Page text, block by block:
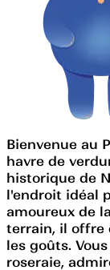
Bienvenue au
havre de
historique de
l'endroit idéal
amoureux de
terrain, il offre
les goûts.
roseraie,